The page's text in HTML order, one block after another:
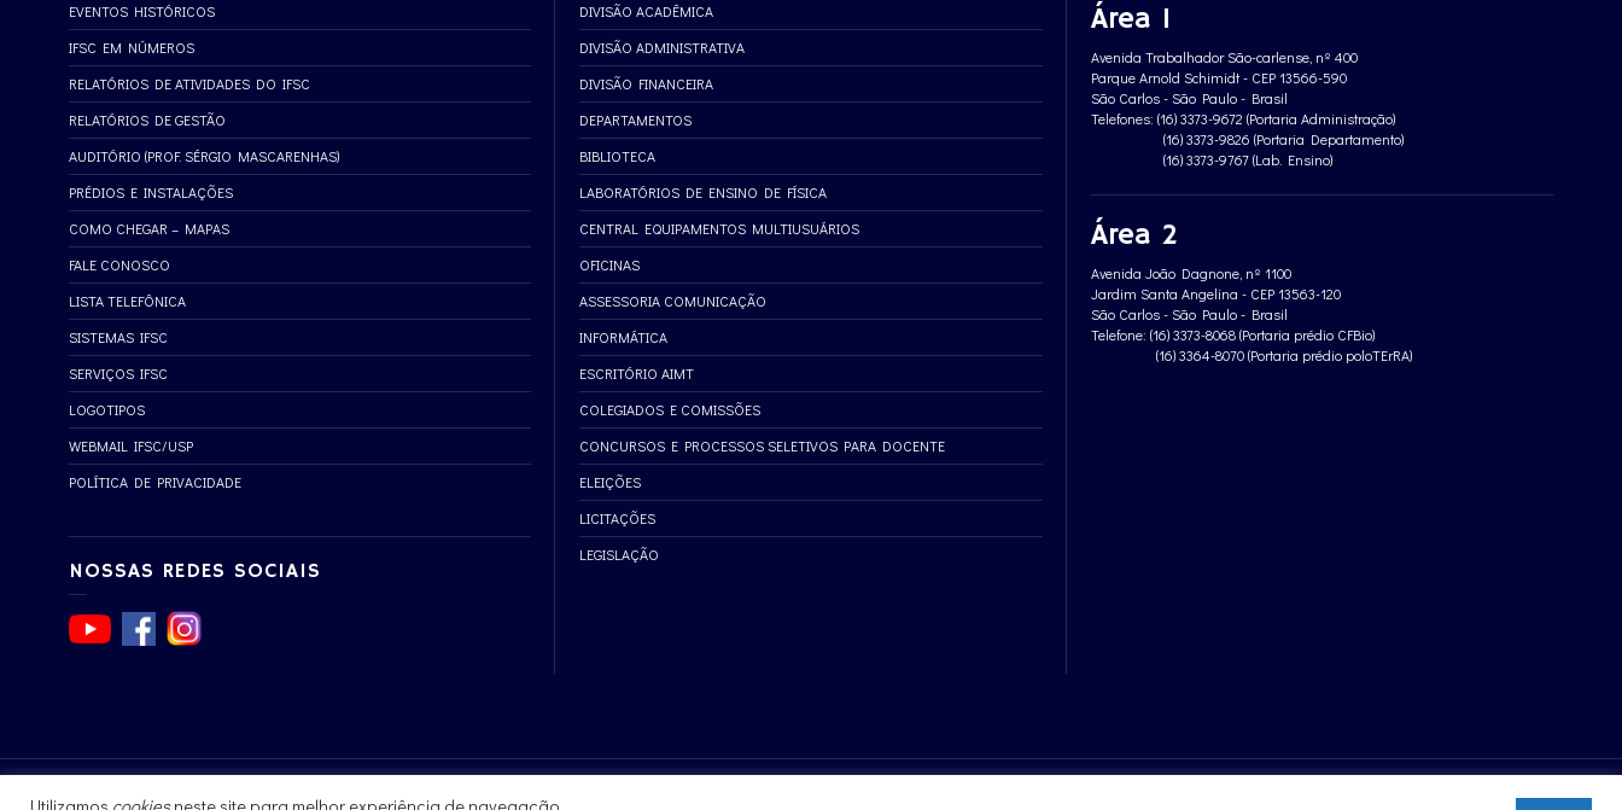
EVENTOS HISTÓRICOS
IFSC EM NÚMEROS
RELATÓRIOS DE ATIVIDADES DO IFSC
RELATÓRIOS DE GESTÃO
AUDITÓRIO (PROF. SÉRGIO MASCARENHAS)
PRÉDIOS E INSTALAÇÕES
COMO CHEGAR – MAPAS
FALE CONOSCO
LISTA TELEFÔNICA
SISTEMAS IFSC
SERVIÇOS IFSC
LOGOTIPOS
WEBMAIL IFSC/USP
POLÍTICA DE PRIVACIDADE
NOSSAS REDES SOCIAIS
DIVISÃO ACADÊMICA
DIVISÃO ADMINISTRATIVA
DIVISÃO FINANCEIRA
DEPARTAMENTOS
BIBLIOTECA
LABORATÓRIOS DE ENSINO DE FÍSICA
CENTRAL EQUIPAMENTOS MULTIUSUÁRIOS
OFICINAS
ASSESSORIA COMUNICAÇÃO
INFORMÁTICA
ESCRITÓRIO AIMT
COLEGIADOS E COMISSÕES
CONCURSOS E PROCESSOS SELETIVOS PARA DOCENTE
ELEIÇÕES
LICITAÇÕES
LEGISLAÇÃO
Área 1
Avenida Trabalhador São-carlense, nº 400
Parque Arnold Schimidt - CEP 13566-590
São Carlos - São Paulo - Brasil
Telefones: (16) 3373-9672 (Portaria Administração)
(16) 3373-9826 (Portaria Departamento)
(16) 3373-9767 (Lab. Ensino)
Área 2
Avenida João Dagnone, nº 1100
Jardim Santa Angelina - CEP 13563-120
São Carlos - São Paulo - Brasil
Telefone: (16) 3373-8068 (Portaria prédio CFBio)
(16) 3364-8070 (Portaria prédio poloTErRA)
Utilizamos cookiesneste site para melhor experiência de navegação.